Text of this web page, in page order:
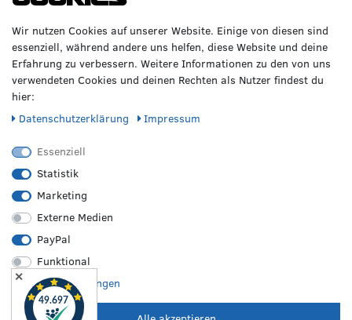
Heinrich-Hasemeier-Straße 36
49076 Osnabrück
Telefon: 0541 / 800 085 06
WhatsApp: 0541 / 800 085 06
Fax: 0541 / 40 99 084
BMW
Mercedes Benz
AMG
Audi
Sonstige Marken
REIFEN &
Sommerreifen
Winterreifen
Allwetterreifen
Originale Räder
Bestpreisgarantie
Leistungen vor Ort
Versand
Wir nutzen Cookies auf unserer Website. Einige von diesen sind
essenziell, während andere uns helfen, diese Website und deine
Erfahrung zu verbessern. Weitere Informationen zu den von uns
verwendeten Cookies und deinen Rechten als Nutzer findest du
hier:
Daten­schutz­erklärung
Impressum
Essenziell
Statistik
Marketing
Externe Medien
PayPal
Funktional
Weitere Einstellungen
✕